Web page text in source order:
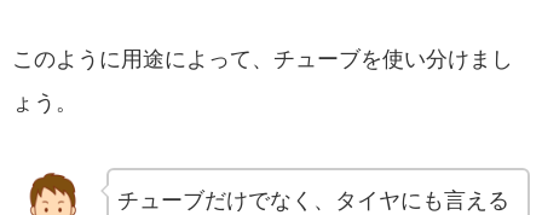
このように用途によって、チューブを使い分けまし
ょう。
チューブだけでなく、タイヤにも言える